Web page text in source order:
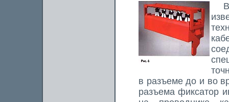
В
в разъеме до и во
разъема фиксатор